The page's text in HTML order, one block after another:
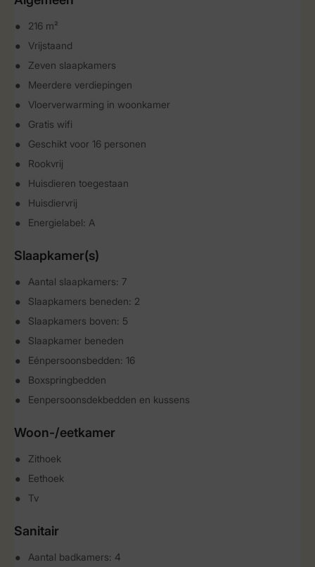
216 m²
Vrijstaand
Zeven slaapkamers
Meerdere verdiepingen
Vloerverwarming in woonkamer
Gratis wifi
Geschikt voor 16 personen
Rookvrij
Huisdieren toegestaan
Huisdiervrij
Energielabel: A
Slaapkamer(s)
Aantal slaapkamers: 7
Slaapkamers beneden: 2
Slaapkamers boven: 5
Slaapkamer beneden
Eénpersoonsbedden: 16
Boxspringbedden
Eenpersoonsdekbedden en kussens
Woon-/eetkamer
Zithoek
Eethoek
Tv
Sanitair
Aantal badkamers: 4